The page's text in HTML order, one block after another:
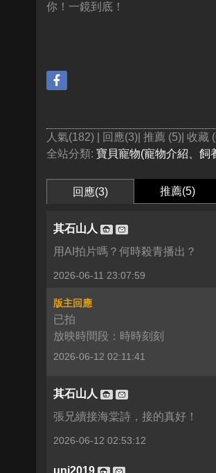
你！一鏡到底！
人氣(182) | 回應(3)| 推薦 (5)| 收藏 (
全站分類: 寶貝寵物(寵物介紹、飼
回應(3) 推薦(5)
其石山人
用AI拍片嗎？何時殺青播出？
2026-06-11 23:07:59
版主回應
已拍
放映時間段：時時刻刻
2026-06-12 02:11:41
其石山人
張兄續接海棠詩，接的真好！
2026-06-12 02:53:12
uni2019